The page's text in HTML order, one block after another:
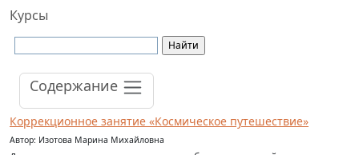
Курсы
Содержание
Коррекционное занятие «Космическое путешествие»
Автор: Изотова Марина Михайловна